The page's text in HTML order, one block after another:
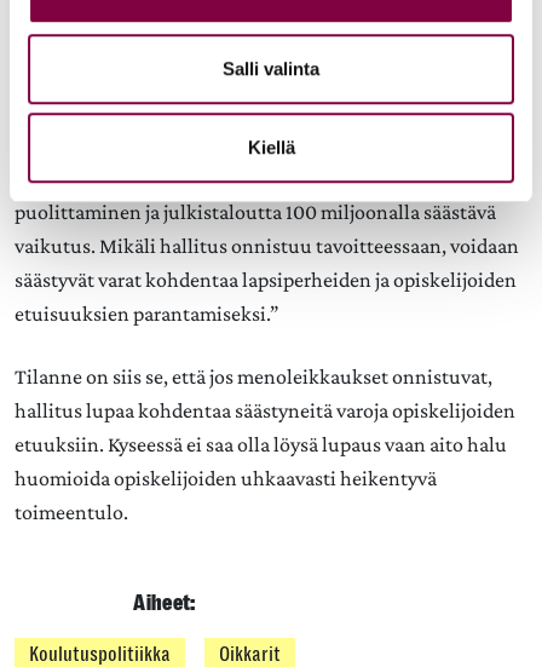
Salli valinta
Kiellä
Hallitusohjelmassa on ehdollinen lupaus: ”Hallituksen
toimeentulotuen kokonaisuudistus valmistuu
puoliväliriiheen mennessä. Tavoitteena on vähintään
toimeentulotukea tarvitsevien määrän (väestöstä 7 %)
puolittaminen ja julkistaloutta 100 miljoonalla säästävä
vaikutus. Mikäli hallitus onnistuu tavoitteessaan, voidaan
säästyvät varat kohdentaa lapsiperheiden ja opiskelijoiden
etuisuuksien parantamiseksi.”
Tilanne on siis se, että jos menoleikkaukset onnistuvat,
hallitus lupaa kohdentaa säästyneitä varoja opiskelijoiden
etuuksiin. Kyseessä ei saa olla löysä lupaus vaan aito halu
huomioida opiskelijoiden uhkaavasti heikentyvä
toimeentulo.
Aiheet:
Koulutuspolitiikka Oikkarit